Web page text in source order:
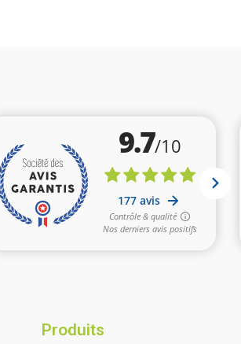
Produits